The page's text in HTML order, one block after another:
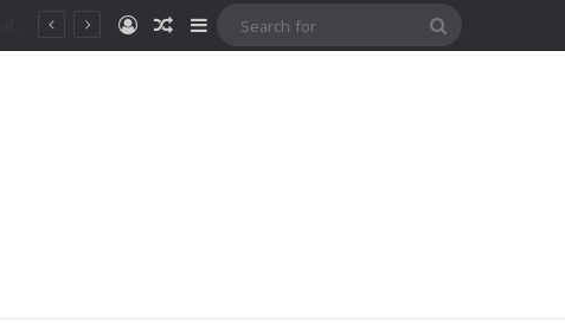
MasukRandom Article
Sidebar